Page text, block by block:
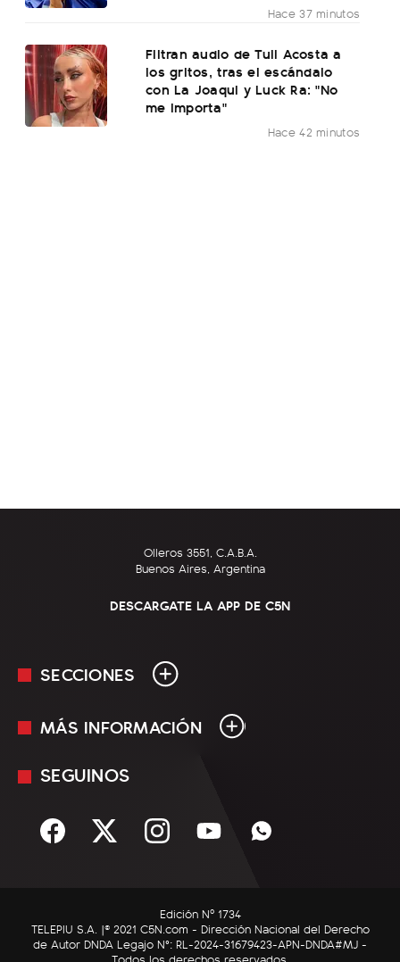
Hace 37 minutos
Filtran audio de Tuli Acosta a
los gritos, tras el escándalo
con La Joaqui y Luck Ra: "No
me importa"
Hace 42 minutos
Olleros 3551, C.A.B.A.
Buenos Aires, Argentina
DESCARGATE LA APP DE C5N
SECCIONES
En Vivo
Sociedad
C5N Autos
RatingCero
MÁS INFORMACIÓN
Mediakit
Términos y condiciones
SEGUINOS
Edición Nº 1734
TELEPIU S.A. |© 2021 C5N.com - Dirección Nacional del Derecho
de Autor DNDA Legajo N°: RL-2024-31679423-APN-DNDA#MJ -